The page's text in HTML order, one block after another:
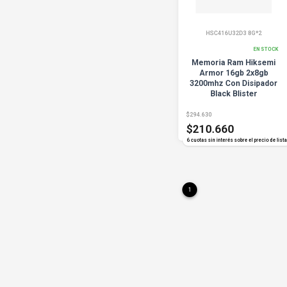
HSC416U32D3 8G*2
EN STOCK
Memoria Ram Hiksemi
Armor 16gb 2x8gb
3200mhz Con Disipador
Black Blister
6 cuotas sin interés sobre el precio de lista
$294.630
$210.660
1